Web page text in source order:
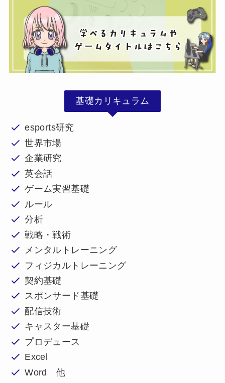
基礎カリキュラム
esports研究
世界市場
企業研究
英会話
ゲーム実習基礎
ルール
分析
戦略・戦術
メンタルトレーニング
フィジカルトレーニング
契約基礎
スポンサード基礎
配信技術
キャスター基礎
プロデュース
Excel
Word 他